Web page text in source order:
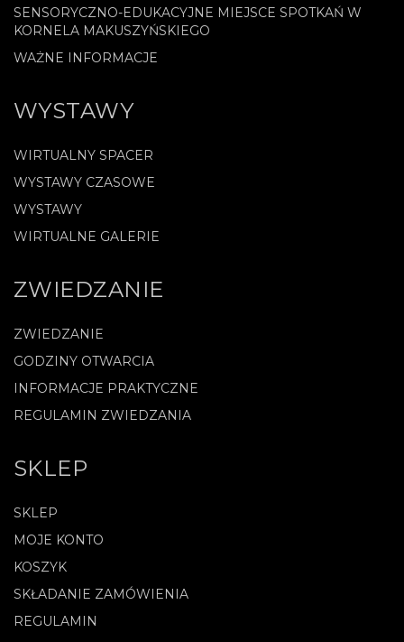
SENSORYCZNO-EDUKACYJNE MIEJSCE SPOTKAŃ W
KORNELA MAKUSZYŃSKIEGO
WAŻNE INFORMACJE
WYSTAWY
WIRTUALNY SPACER
WYSTAWY CZASOWE
WYSTAWY
WIRTUALNE GALERIE
ZWIEDZANIE
ZWIEDZANIE
GODZINY OTWARCIA
INFORMACJE PRAKTYCZNE
REGULAMIN ZWIEDZANIA
SKLEP
SKLEP
MOJE KONTO
KOSZYK
SKŁADANIE ZAMÓWIENIA
REGULAMIN